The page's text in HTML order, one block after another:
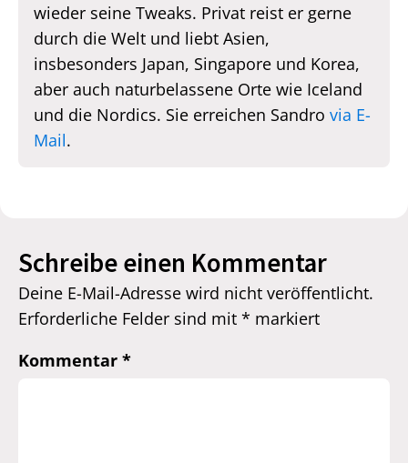
wieder seine Tweaks. Privat reist er gerne
durch die Welt und liebt Asien,
insbesonders Japan, Singapore und Korea,
aber auch naturbelassene Orte wie Iceland
und die Nordics. Sie erreichen Sandro via E-
Mail.
Schreibe einen Kommentar
Deine E-Mail-Adresse wird nicht veröffentlicht.
Erforderliche Felder sind mit * markiert
Kommentar *